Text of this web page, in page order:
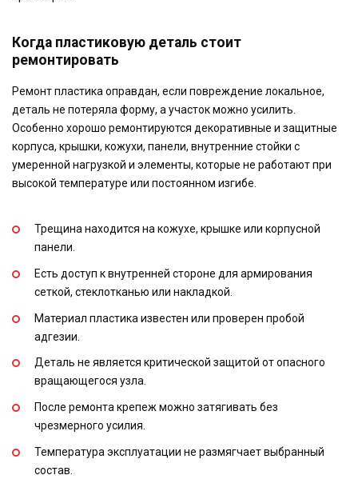
Когда пластиковую деталь стоит
ремонтировать
Ремонт пластика оправдан, если повреждение локальное,
деталь не потеряла форму, а участок можно усилить.
Особенно хорошо ремонтируются декоративные и защитные
корпуса, крышки, кожухи, панели, внутренние стойки с
умеренной нагрузкой и элементы, которые не работают при
высокой температуре или постоянном изгибе.
Трещина находится на кожухе, крышке или корпусной
панели.
Есть доступ к внутренней стороне для армирования
сеткой, стеклотканью или накладкой.
Материал пластика известен или проверен пробой
адгезии.
Деталь не является критической защитой от опасного
вращающегося узла.
После ремонта крепеж можно затягивать без
чрезмерного усилия.
Температура эксплуатации не размягчает выбранный
состав.